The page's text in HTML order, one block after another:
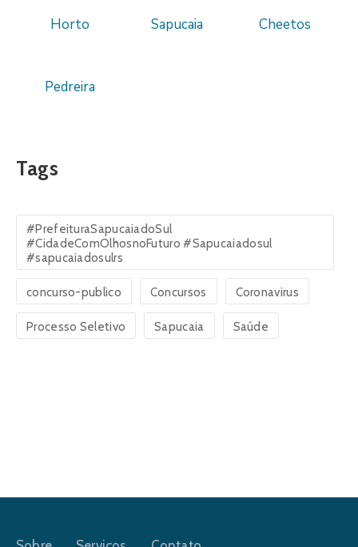
Horto Sapucaia Cheetos
Pedreira
Tags
#PrefeituraSapucaiadoSul
#CidadeComOlhosnoFuturo #Sapucaiadosul
#sapucaiadosulrs
concurso-publico Concursos Coronavirus
Processo Seletivo Sapucaia Saúde